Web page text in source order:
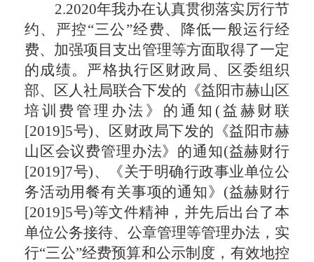
2.2020年我办在认真贯彻落实厉行节
约、严控“三公”经费、降低一般运行经
费、加强项目支出管理等方面取得了一定
的成绩。严格执行区财政局、区委组织
部、区人社局联合下发的《益阳市赫山区
培训费管理办法》的通知(益赫财 联
[2019]5号)、区财政局下发的《益阳市赫
山区会议费管理办法》的通知(益赫财行
[2019]7号)、《关于明确行政事业单位公
务活动用餐有关事项的通知》 (益赫财行
[2019]5号)等文件精神，并先后出台了本
单位公务接待、 公章管理等管理办法，实
行“三公”经费预算和公示制度，有效地控